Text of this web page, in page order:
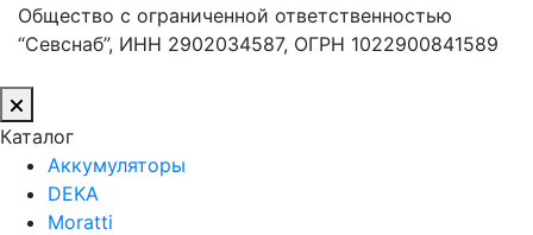
Общество с ограниченной ответственностью
“Севснаб”, ИНН 2902034587, ОГРН 1022900841589
Каталог
Аккумуляторы
DEKA
Moratti